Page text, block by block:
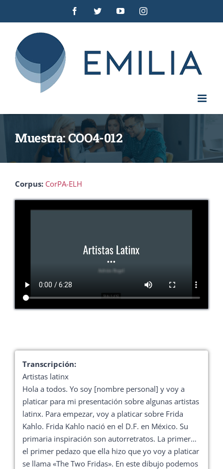
FacebookTwitterYouTubeInstagram
Muestra: COO4-012
Corpus: CorPA-ELH
Transcripción:
Artistas latinx
Hola a todos. Yo soy [nombre personal] y voy a
platicar para mi presentación sobre algunas artistas
latinx. Para empezar, voy a platicar sobre Frida
Kahlo. Frida Kahlo nació en el D.F. en México. Su
primaria inspiración son autorretratos. La primer…
el primer pedazo que ella hizo que yo voy a platicar
se llama «The Two Fridas». En este dibujo podemos